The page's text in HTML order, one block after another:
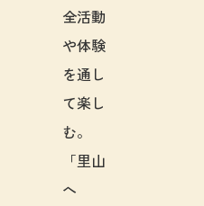
全活動
や体験
を通し
て楽し
む。
「里山
へ